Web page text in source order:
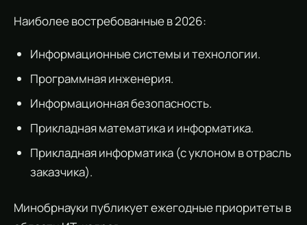
Наиболее востребованные в 2026:
Информационные системы и технологии.
Программная инженерия.
Информационная безопасность.
Прикладная математика и информатика.
Прикладная информатика (с уклоном в отрасль
заказчика).
Минобрнауки публикует ежегодные приоритеты в